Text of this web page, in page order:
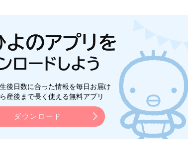
後日数に合った情報を毎日お届け
産後まで長く使える無料アプリ
ダウンロード